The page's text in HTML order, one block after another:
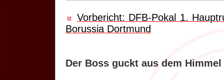
Vorbericht: DFB-Pokal 1.
Borussia Dortmund
Der Boss guckt aus dem Himmel